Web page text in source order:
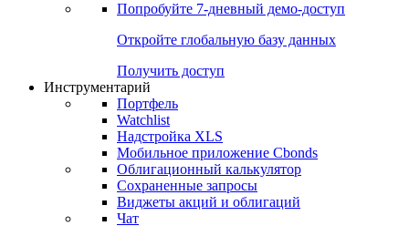
Попробуйте 7-дневный демо-доступ
Откройте глобальную базу данных
Получить доступ
Инструментарий
Портфель
Watchlist
Надстройка XLS
Мобильное приложение Cbonds
Облигационный калькулятор
Сохраненные запросы
Виджеты акций и облигаций
Чат